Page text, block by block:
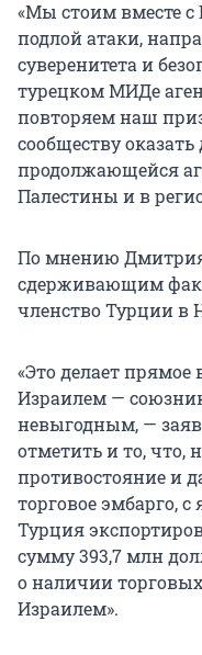
«Мы стоим вместе
подлой атаки,
суверенитета и
турецком МИДе
повторяем наш
сообществу
продолжающейся
Палестины и в
По мнению
сдерживающим
членство Турции в
«Это делает прямое
Израилем —
невыгодным, —
отметить и то, что,
противостояние и
торговое эмбарго,
Турция
сумму393,7 млн
о наличии
Израилем».